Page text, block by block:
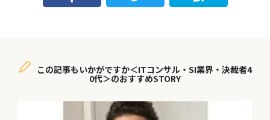
この記事もいかがですか＜ITコンサル・SI業界・決裁者4
0代＞のおすすめSTORY